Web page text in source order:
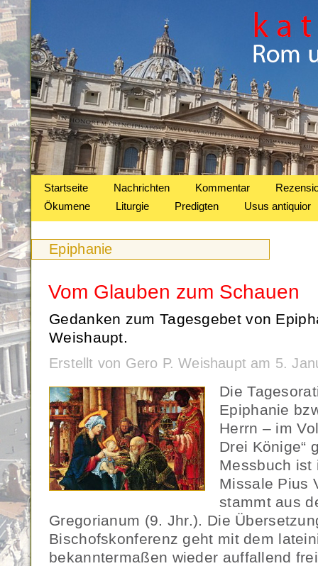
Startseite Nachrichten Kommentar
Ökumene
Liturgie Predigten Usus antiquior
Epiphanie
Vom Glauben zum Schauen
Gedanken zum Tagesgebet von
Weishaupt.
Erstellt von Gero P. Weishaupt am 5.
Die
Epiphanie
Herrn – im
Drei Könige“
Messbuch ist
Missale Pius
stammt aus
Gregorianum (9. Jhr.). Die
Bischofskonferenz geht mit dem
bekanntermaßen wieder auffallend